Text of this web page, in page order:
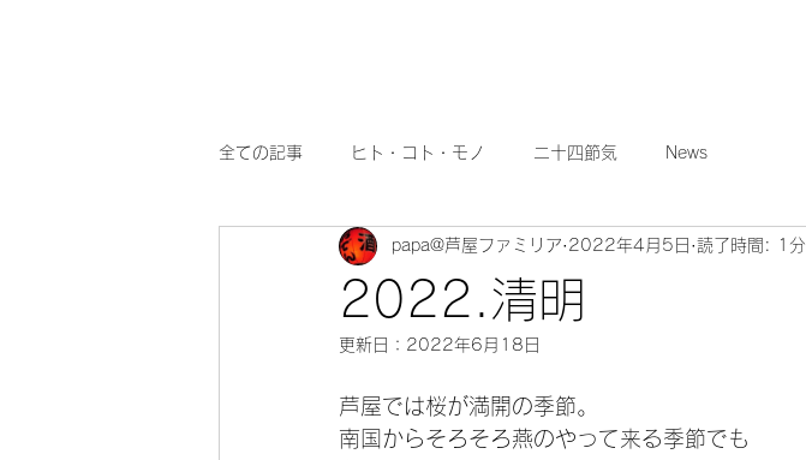
全ての記事 ヒト・コト・モノ 二十四節気 News
2022.清明
papa@芦屋ファミリア 2022年4月5日 読了時間: 1分
更新日： 2022年6月18日
芦屋では桜が満開の季節。
南国からそろそろ燕のやって来る季節でも